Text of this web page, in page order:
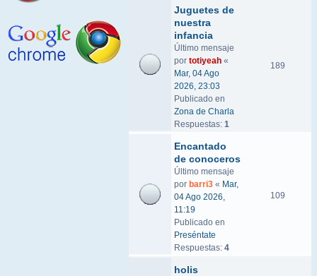
Juguetes de
nuestra
infancia
Último mensaje
por totiyeah «
Mar, 04 Ago
2026, 23:03
Publicado en
Zona de Charla
Respuestas: 1
189
Encantado
de conoceros
Último mensaje
por barri3 « Mar,
04 Ago 2026,
11:19
Publicado en
Preséntate
Respuestas: 4
109
holis